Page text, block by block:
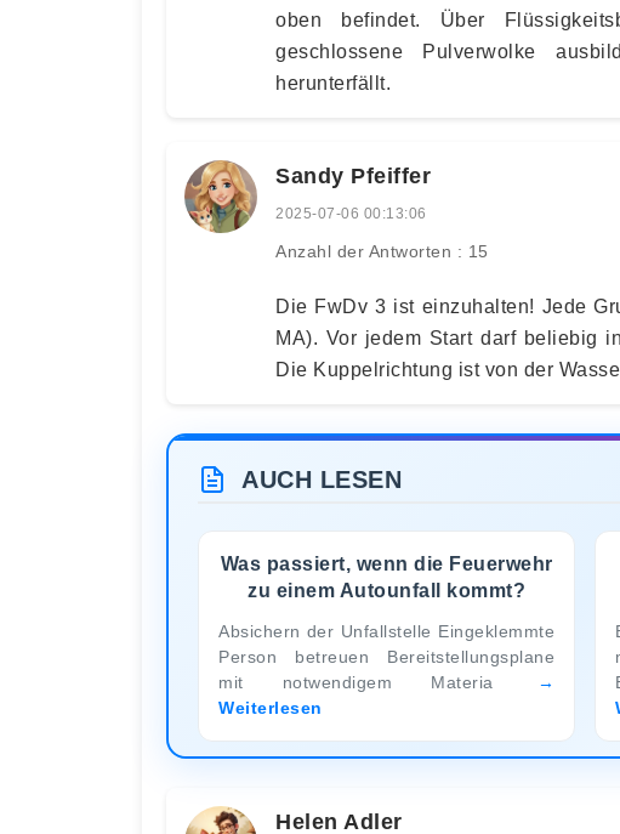
oben befindet. Über
geschlossene Pulverwolke
herunterfällt.
Sandy Pfeiffer
2025-07-06 00:13:06
Anzahl der Antworten : 15
Die FwDv 3 ist einzuhalten! Jede
MA). Vor jedem Start darf beliebig
Die Kuppelrichtung ist von der
AUCH LESEN
Was passiert, wenn die Feuerwehr
zu einem Autounfall kommt?
Absichern der Unfallstelle Eingeklemmte
Person betreuen Bereitstellungsplane
mit notwendigem Materia
Weiterlesen
Helen Adler